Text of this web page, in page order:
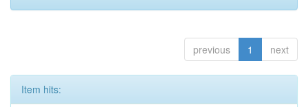
previous 1 next
Item hits: